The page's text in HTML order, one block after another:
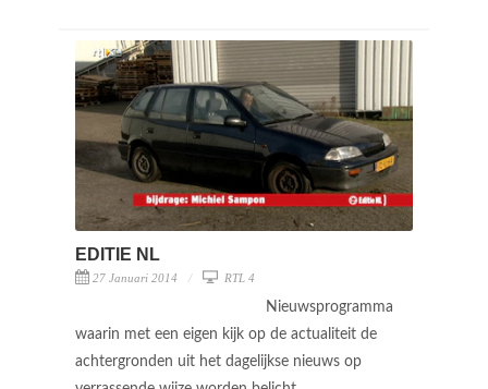
EDITIE NL
27 Januari 2014 RTL 4
Nieuwsprogramma
waarin met een eigen kijk op de actualiteit de
achtergronden uit het dagelijkse nieuws op